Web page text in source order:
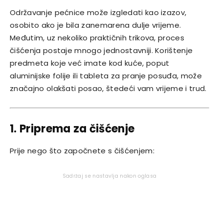
Održavanje pećnice može izgledati kao izazov,
osobito ako je bila zanemarena dulje vrijeme.
Međutim, uz nekoliko praktičnih trikova, proces
čišćenja postaje mnogo jednostavniji. Korištenje
predmeta koje već imate kod kuće, poput
aluminijske folije ili tableta za pranje posuđa, može
značajno olakšati posao, štedeći vam vrijeme i trud.
1. Priprema za čišćenje
Prije nego što započnete s čišćenjem:
Sadržaj se nastavlja nakon oglasa